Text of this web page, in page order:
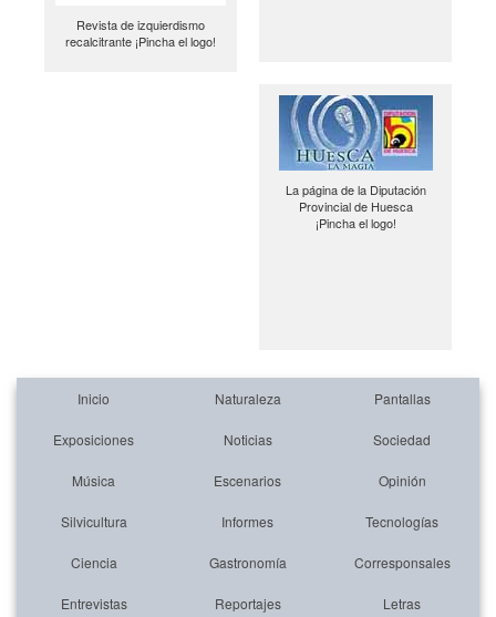
Revista de izquierdismo
recalcitrante ¡Pincha el logo!
La página de la Diputación
Provincial de Huesca
¡Pincha el logo!
Inicio Naturaleza Pantallas
Exposiciones Noticias Sociedad
Música Escenarios Opinión
Silvicultura Informes Tecnologías
Ciencia Gastronomía Corresponsales
Entrevistas Reportajes Letras